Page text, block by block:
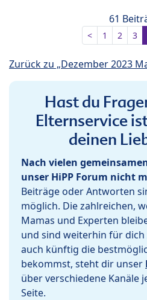
61
< 1 2 3
Zurück zu „Dezember 2023
Hast du
Elternservice
deinen
Nach vielen
unser HiPP Forum nicht
Beiträge oder Antworten
möglich. Die zahlreichen,
Mamas und Experten
und sind weiterhin für
auch künftig die
bekommst, steht dir unser
über verschiedene Kanäle
Seite.